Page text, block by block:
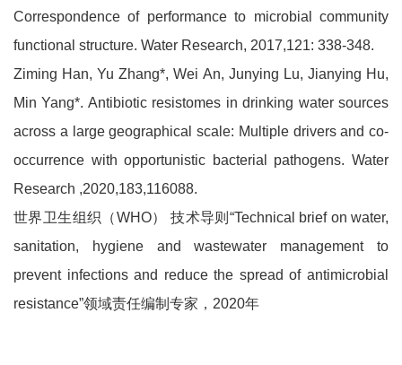
Correspondence of performance to microbial community
functional structure. Water Research, 2017,121: 338-348.
Ziming Han, Yu Zhang*, Wei An, Junying Lu, Jianying Hu,
Min Yang*. Antibiotic resistomes in drinking water sources
across a large geographical scale: Multiple drivers and co-
occurrence with opportunistic bacterial pathogens. Water
Research ,2020,183,116088.
世界卫生组织（WHO） 技术导则“Technical brief on water,
sanitation, hygiene and wastewater management to
prevent infections and reduce the spread of antimicrobial
resistance”领域责任编制专家，2020年